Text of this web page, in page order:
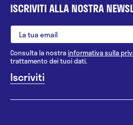
ISCRIVITI ALLA NOSTRA
Consulta la nostrainformativa sulla
trattamento dei tuoi dati.